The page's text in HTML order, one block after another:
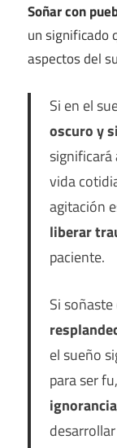
Soñar con
un significado
aspectos del
Si en el
oscuro y
significará
vida
agitación
liberar
paciente.
Si
el sueño
para ser fu,
ignorancia